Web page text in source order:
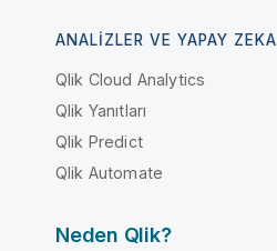
ANALIZLER VE YAPAY ZEKA
Qlik Cloud Analytics
Qlik Yanıtları
Qlik Predict
Qlik Automate
Neden Qlik?